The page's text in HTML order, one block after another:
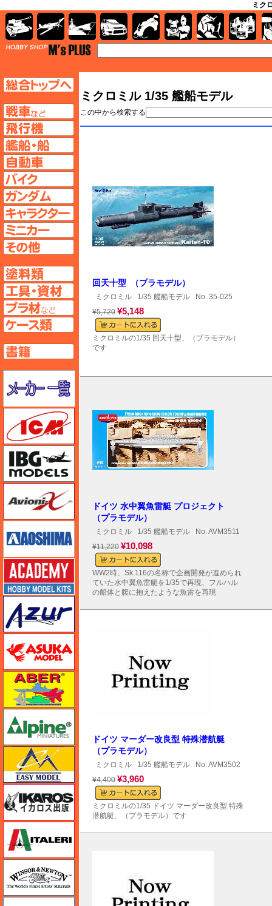
ミク
ミクロミル 1/35 艦船モデル
この中から検索する
回天十型 （プラモデル）
ミクロミル 1/35 艦船モデル No. 35-025
¥5,720 ¥5,148
ミクロミルの1/35 回天十型、（プラモデル）
です
ドイツ 水中翼魚雷艇 プロジェクト
（プラモデル）
ミクロミル 1/35 艦船モデル No. AVM3511
¥11,220 ¥10,098
WW2時、Sk.116の名称で企画開発が進められ
ていた水中翼魚雷艇を1/35で再現、フルハル
の船体と腹に抱えたような魚雷を再現
ドイツ マーダー改良型 特殊潜航艇
（プラモデル）
ミクロミル 1/35 艦船モデル No. AVM3502
¥4,400 ¥3,960
ミクロミルの1/35 ドイツ マーダー改良型 特殊
潜航艇、（プラモデル）です
AFV
飛行機ページへ
ガンダムページへ
キャラクターページへ
ミニカーページへ
その他ページへ
工具ページへ
ケースページへ
書籍ページへ
メーカー一覧のページはこちら
アカデミー
イージーモデル
イカロス出版
AFV 飛行機 艦船 自動車 バイク キャラクターガンダム 塗料